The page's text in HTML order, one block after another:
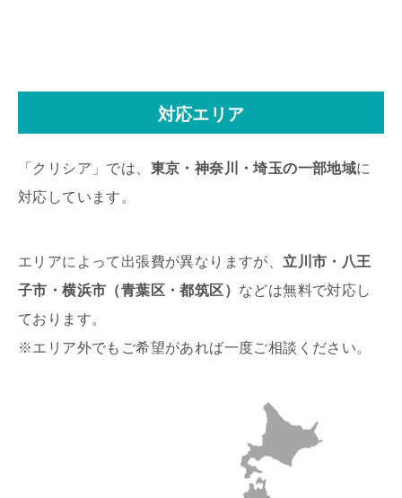
対応エリア
「クリシア」では、 東京・神奈川・埼玉の一部地域に
対応しています。
エリアによって出張費が異なりますが、 立川市・八王
子市・横浜市（青葉区・都筑区） などは無料で対応し
ております。
※エリア外でもご希望があれば一度ご相談ください。